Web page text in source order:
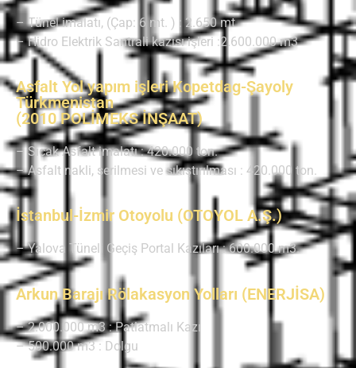
– Tünel imalatı, (Çap: 6 mt. ) : 2.650 mt
– Hidro Elektrik Santrali kazısı işleri :2.600.000 m3
Asfalt Yol yapım işleri Kopetdag-Şayoly
Türkmenistan
(2010 POLİMEKS İNŞAAT)
– Sıcak Asfalt imalatı : 420.000 ton.
– Asfalt nakli, serilmesi ve sıkıştırılması : 420.000 ton.
İstanbul-İzmir Otoyolu (OTOYOL A.Ş.)
– Yalova Tüneli Geçiş Portal Kazıları : 600.000 m3.
Arkun Barajı Rölakasyon Yolları (ENERJİSA)
– 2.000.000 m3 : Patlatmalı Kazı
– 500.000 m3 : Dolgu